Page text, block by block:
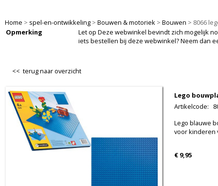
Home > spel-en-ontwikkeling > Bouwen & motoriek > Bouwen > 8066
Opmerking
Let op Deze webwinkel bevindt zich mogelijk
iets bestellen bij deze webwinkel? Neem dan
<< terug naar overzicht
Lego
Artikelcode:
Lego blauwe
voor kinderen
€ 9,95